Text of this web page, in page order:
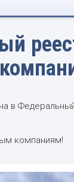
в
компаниям!